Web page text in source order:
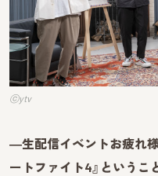
ⓒytv
―生配信イベントお疲れ様
ートファイト4』というこ